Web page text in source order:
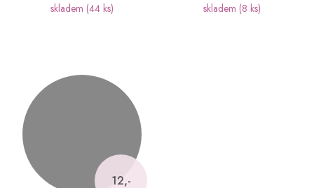
skladem (44 ks) skladem (8 ks)
12,-